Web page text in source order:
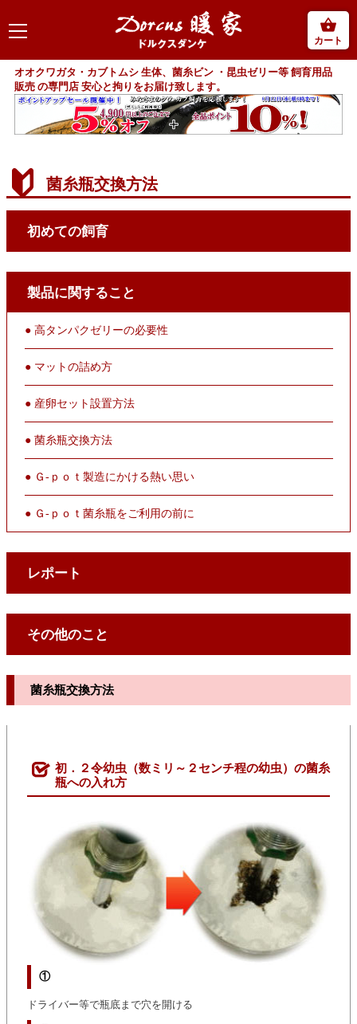
カート
オオクワガタ・カブトムシ 生体、菌糸ビン ・昆虫ゼリー等 飼育用品
販売 の専門店 安心と拘りをお届け致します。
菌糸瓶交換方法
初めての飼育
製品に関すること
● 高タンパクゼリーの必要性
● マットの詰め方
● 産卵セット設置方法
● 菌糸瓶交換方法
● Ｇ-ｐｏｔ製造にかける熱い思い
● Ｇ-ｐｏｔ菌糸瓶をご利用の前に
レポート
その他のこと
菌糸瓶交換方法
初．２令幼虫（数ミリ～２センチ程の幼虫）の菌糸
瓶への入れ方
①
ドライバー等で瓶底まで穴を開ける